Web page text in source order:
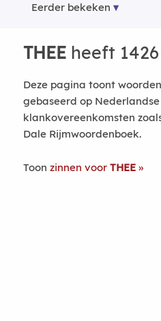
Eerder bekeken
THEEheeft
Deze pagina toont
gebaseerd op
klankovereenkomsten
Dale Rijmwoordenboek.
Toon zinnen voor THEE